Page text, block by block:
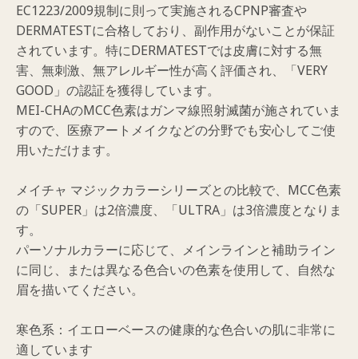
EC1223/2009規制に則って実施されるCPNP審査や
DERMATESTに合格しており、副作用がないことが保証
されています。特にDERMATESTでは皮膚に対する無
害、無刺激、無アレルギー性が高く評価され、「VERY
GOOD」の認証を獲得しています。
MEI-CHAのMCC色素はガンマ線照射滅菌が施されていま
すので、医療アートメイクなどの分野でも安心してご使
用いただけます。
メイチャ マジックカラーシリーズとの比較で、MCC色素
の「SUPER」は2倍濃度、「ULTRA」は3倍濃度となりま
す。
パーソナルカラーに応じて、メインラインと補助ライン
に同じ、または異なる色合いの色素を使用して、自然な
眉を描いてください。
寒色系：イエローベースの健康的な色合いの肌に非常に
適しています